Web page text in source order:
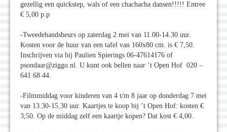
gezellig een quickstep, wals of een chachacha dansen!!!!! Entree
€ 5,00 p.p
-Tweedehandsbeurs op zaterdag 2 mei van 11.00-14.30 uur.
Kosten voor de huur van een tafel van 160x80 cm. is € 7,50.
Inschrijven via bij Paulien Spierings 06-47614176 of
psondaar@ziggo.nl. U kunt ook bellen naar ’t Open Hof 020 –
641 68 44.
-Filmmiddag voor kinderen van 4 t/m 8 jaar op donderdag 7 mei
van 13.30-15.30 uur. Kaartjes te koop bij ’t Open Hof: kosten €
3,50. Op de middag zelf een kaartje kopen? Dat kost € 4,00.